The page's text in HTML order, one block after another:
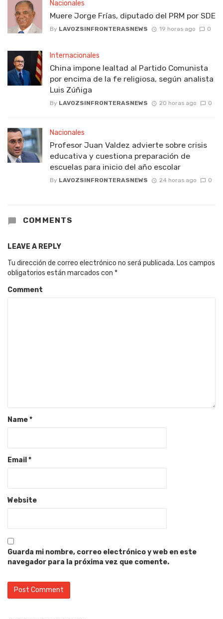
Nacionales
Muere Jorge Frías, diputado del PRM por SDE
By LAVOZSINFRONTERASNEWS 19 horas ago 0
Internacionales
China impone lealtad al Partido Comunista
por encima de la fe religiosa, según analista
Luis Zúñiga
By LAVOZSINFRONTERASNEWS 20 horas ago 0
Nacionales
Profesor Juan Valdez advierte sobre crisis
educativa y cuestiona preparación de
escuelas para inicio del año escolar
By LAVOZSINFRONTERASNEWS 24 horas ago 0
COMMENTS
LEAVE A REPLY
Tu dirección de correo electrónico no será publicada. Los campos
obligatorios están marcados con *
Comment
Name*
Email *
Website
Guarda mi nombre, correo electrónico y web en este
navegador para la próxima vez que comente.